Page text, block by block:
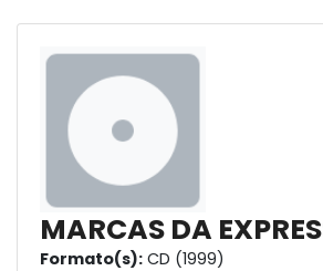
MARCAS DA
Formato(s): CD (1999)